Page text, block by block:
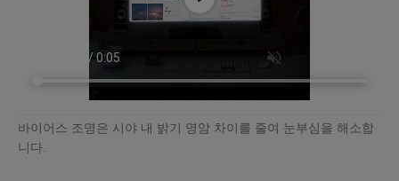
바이어스 조명은 시야 내 밝기 명암 차이를 줄여 눈부심을 해소합
니다.